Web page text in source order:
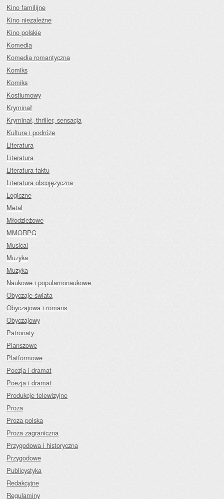
Kino familijne
Kino niezależne
Kino polskie
Komedia
Komedia romantyczna
Komiks
Komiks
Kostiumowy
Kryminał
Kryminał, thriller, sensacja
Kultura i podróże
Literatura
Literatura
Literatura faktu
Literatura obcojęzyczna
Logiczne
Metal
Młodzieżowe
MMORPG
Musical
Muzyka
Muzyka
Naukowe i popularnonaukowe
Obyczaje świata
Obyczajowa i romans
Obyczajowy
Patronaty
Planszowe
Platformowe
Poezja i dramat
Poezja i dramat
Produkcje telewizyjne
Proza
Proza polska
Proza zagraniczna
Przygodowa i historyczna
Przygodowe
Publicystyka
Redakcyjne
Regulaminy